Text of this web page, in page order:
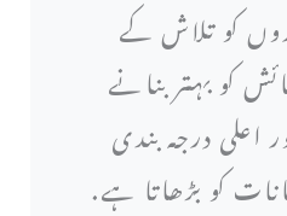
کو تلاش کے
کو بہتر بنانے
اعلی درجہ بندی
کو بڑھاتا ہے.